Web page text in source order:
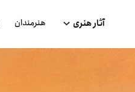
آثار هنری هنرمندان